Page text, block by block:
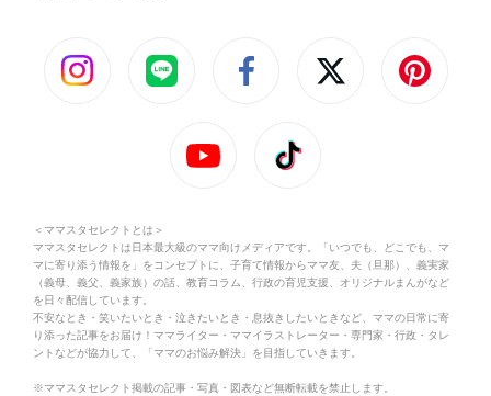
＜ママスタセレクトとは＞
ママスタセレクトは日本最大級のママ向けメディアです。「いつでも、どこでも、マ
マに寄り添う情報を」をコンセプトに、子育て情報からママ友、夫（旦那）、義実家
（義母、義父、義家族）の話、教育コラム、行政の育児支援、オリジナルまんがなど
を日々配信しています。
不安なとき・笑いたいとき・泣きたいとき・息抜きしたいときなど、ママの日常に寄
り添った記事をお届け！ママライター・ママイラストレーター・専門家・行政・タレ
ントなどが協力して、「ママのお悩み解決」を目指していきます。
※ママスタセレクト掲載の記事・写真・図表など無断転載を禁止します。